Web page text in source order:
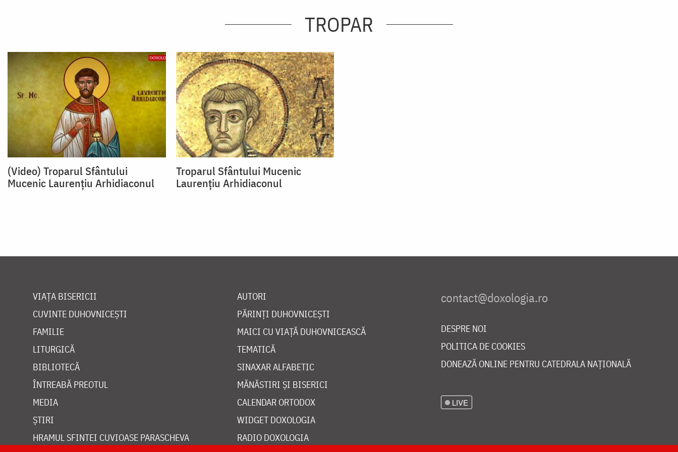
TROPAR
(Video) Troparul Sfântului
Mucenic Laurențiu Arhidiaconul
Troparul Sfântului Mucenic
Laurențiu Arhidiaconul
VIAȚA BISERICII
CUVINTE DUHOVNICEȘTI
FAMILIE
LITURGICĂ
BIBLIOTECĂ
ÎNTREABĂ PREOTUL
MEDIA
ȘTIRI
HRAMUL SFINTEI CUVIOASE PARASCHEVA
AUTORI
PĂRINȚI DUHOVNICEȘTI
MAICI CU VIAȚĂ DUHOVNICEASCĂ
TEMATICĂ
SINAXAR ALFABETIC
MĂNĂSTIRI ȘI BISERICI
CALENDAR ORTODOX
WIDGET DOXOLOGIA
RADIO DOXOLOGIA
DESPRE NOI
POLITICA DE COOKIES
DONEAZĂ ONLINE PENTRU CATEDRALA NAȚIONALĂ
LIVE